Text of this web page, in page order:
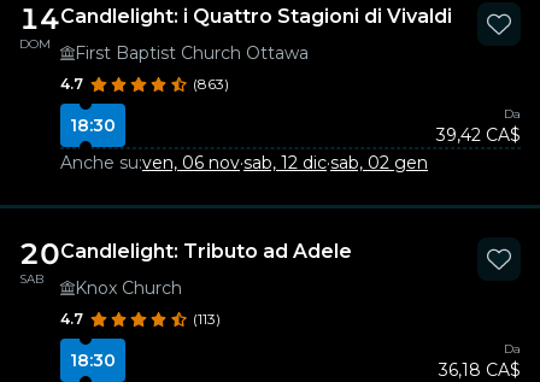
14
DOM
Candlelight: i Quattro Stagioni di Vivaldi
First Baptist Church Ottawa
4.7 (863)
18:30
Da
39,42 CA$
Anche su:ven, 06 nov·sab, 12 dic·sab, 02 gen
20
SAB
Candlelight: Tributo ad Adele
Knox Church
4.7 (113)
18:30
Da
36,18 CA$